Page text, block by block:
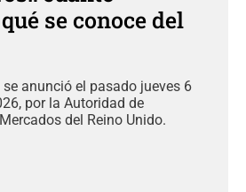
se conoce del
anunció el pasado jueves 6
por la Autoridad de
del Reino Unido.